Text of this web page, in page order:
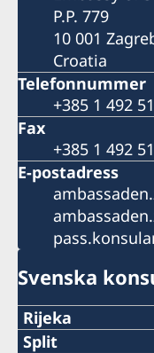
P.P. 779
10 001
Croatia
Telefonnummer
+385 1 492
Fax
+385 1 492
E-postadress
Svenska
Rijeka
Telefon:
Split